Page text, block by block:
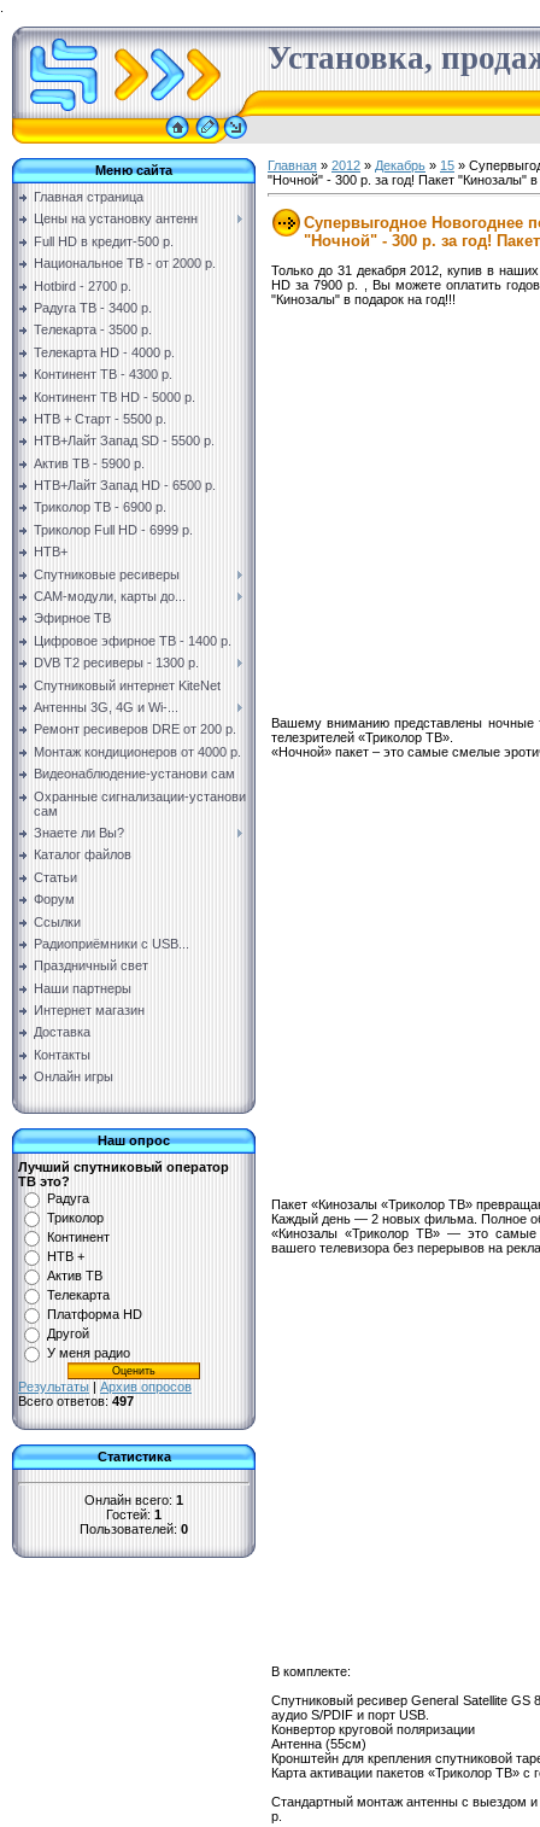
Установка,
Меню сайта
Главная страница
Цены на установку антенн
Full HD в кредит-500 р.
Национальное ТВ - от 2000 р.
Hotbird - 2700 р.
Радуга ТВ - 3400 р.
Телекарта - 3500 р.
Телекарта HD - 4000 р.
Континент ТВ - 4300 р.
Континент ТВ HD - 5000 р.
НТВ + Старт - 5500 р.
НТВ+Лайт Запад SD - 5500 р.
Актив ТВ - 5900 р.
НТВ+Лайт Запад HD - 6500 р.
Триколор ТВ - 6900 р.
Триколор Full HD - 6999 р.
НТВ+
Спутниковые ресиверы
CAM-модули, карты до...
Эфирное ТВ
Цифровое эфирное ТВ - 1400 р.
DVB T2 ресиверы - 1300 р.
Спутниковый интернет KiteNet
Антенны 3G, 4G и Wi-...
Ремонт ресиверов DRE от 200 р.
Монтаж кондиционеров от 4000 р.
Видеонаблюдение-установи сам
Охранные сигнализации-установи
сам
Знаете ли Вы?
Каталог файлов
Статьи
Форум
Ссылки
Радиоприёмники с USB...
Праздничный свет
Наши партнеры
Интернет магазин
Доставка
Контакты
Онлайн игры
Наш опрос
Лучший спутниковый оператор
ТВ это?
Радуга
Триколор
Континент
НТВ +
Актив ТВ
Телекарта
Платформа HD
Другой
У меня радио
Результаты | Архив опросов
Всего ответов: 497
Статистика
Онлайн всего: 1
Гостей: 1
Пользователей: 0
Главная » 2012 » Декабрь » 15 »
"Ночной" - 300 р. за год! Пакет "Кинозалы" в
Супервыгодное Новогоднее
"Ночной" - 300 р. за год!
Только до 31 декабря 2012, купив в
HD за 7900 р. , Вы можете оплатить
"Кинозалы" в подарок на год!!!
Вашему вниманию представлены ночные
телезрителей «Триколор ТВ».
«Ночной» пакет – это самые смелые
Пакет «Кинозалы «Триколор ТВ»
Каждый день — 2 новых фильма. Полное
«Кинозалы «Триколор ТВ» — это
вашего телевизора без перерывов на
В комплекте:
Спутниковый ресивер General Satellite
аудио S/PDIF и порт USB.
Конвертор круговой поляризации
Антенна (55см)
Кронштейн для крепления спутниковой
Карта активации пакетов «Триколор ТВ»
Стандартный монтаж антенны с выездом
р.